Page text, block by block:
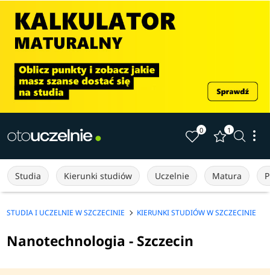
0 1
Studia Kierunki studiów Uczelnie Matura
STUDIA I UCZELNIE W SZCZECINIE KIERUNKI STUDIÓW W SZCZECINIE
Nanotechnologia - Szczecin